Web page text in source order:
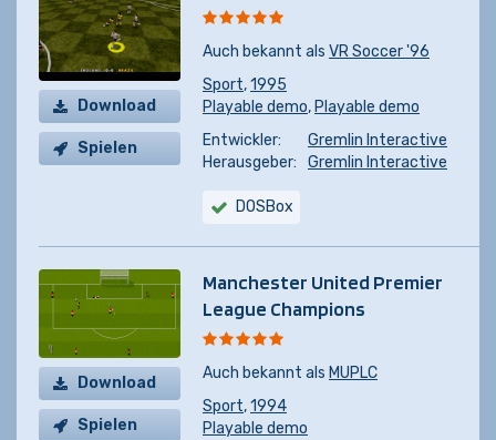
Download
Spielen
Auch bekannt als VR Soccer '96
Sport,1995
Playable demo,Playable demo
Entwickler:
Gremlin Interactive
Herausgeber:
Gremlin Interactive
DOSBox
Download
Spielen
Manchester United Premier
League Champions
Auch bekannt als MUPLC
Sport,1994
Playable demo